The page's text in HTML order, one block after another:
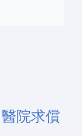
院求償